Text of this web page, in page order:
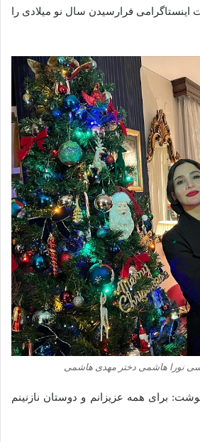
فرارسیدن سال نو میلادی را
نورا هاشمی دختر مهدی هاشمی
برای همه عزیزانم و دوستان نازنینم